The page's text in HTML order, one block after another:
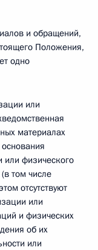
и обращений,
Положения,
одно
или
материалах
или физического
том числе
отсутствуют
или
и физических
об их
или